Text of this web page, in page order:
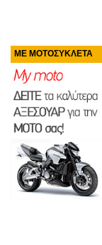
ΜΕ ΜΟΤΟΣΥΚΛΕΤΑ